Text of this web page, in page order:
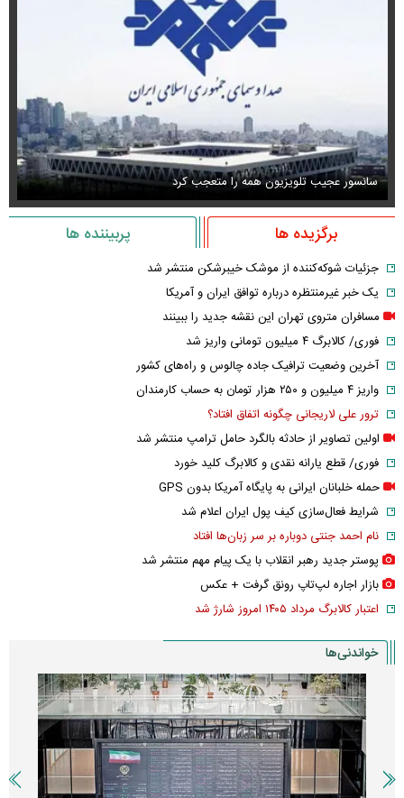
سانسور عجیب تلویزیون همه را متعجب کرد
برگزیده ها پربیننده ها
جزئیات شوکه‌کننده از موشک خیبرشکن منتشر شد
یک خبر غیرمنتظره درباره توافق ایران و آمریکا
مسافران متروی تهران این نقشه جدید را ببینند
فوری/ کالابرگ ۴ میلیون تومانی واریز شد
آخرین وضعیت ترافیک جاده چالوس و راه‌های کشور
واریز ۴ میلیون و ۲۵۰ هزار تومان به حساب کارمندان
ترور علی لاریجانی چگونه اتفاق افتاد؟
اولین تصاویر از حادثه بالگرد حامل ترامپ منتشر شد
فوری/ قطع یارانه نقدی و کالابرگ کلید خورد
حمله خلبانان ایرانی به پایگاه آمریکا بدون GPS
شرایط فعال‌سازی کیف پول ایران اعلام شد
نام احمد جنتی دوباره بر سر زبان‌ها افتاد
پوستر جدید رهبر انقلاب با یک پیام مهم منتشر شد
بازار اجاره لپ‌تاپ رونق گرفت + عکس
اعتبار کالابرگ مرداد ۱۴۰۵ امروز شارژ شد
خواندنی‌ها